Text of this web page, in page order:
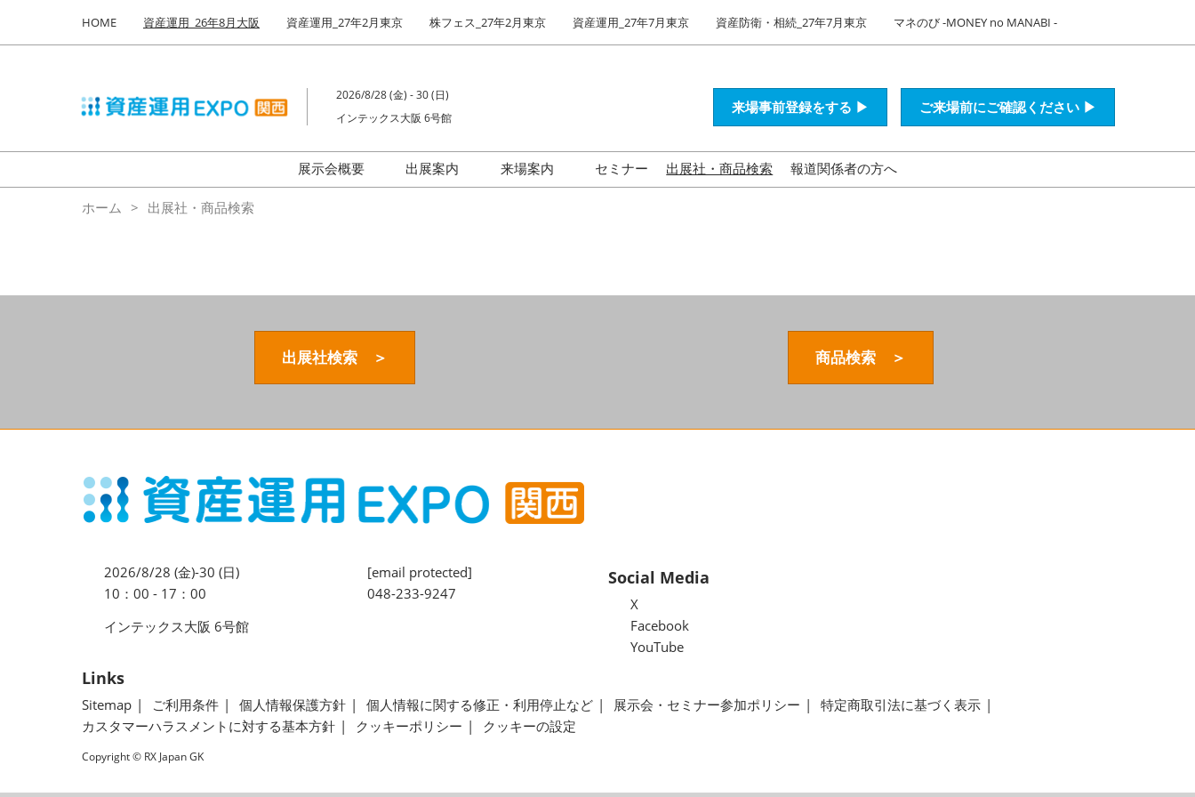
キ
し
て
to
HOME 資産運用_26年8月大阪 資産運用_27年2月東京 株フェス_27年2月東京 資産運用_27年7月東京 資産防衛・相続_27年7月東京 マネのび -MONEY no MANABI -
2026/8/28 (金) - 30 (日)
インテックス大阪 6号館
来場事前登録をする ▶ ご来場前にご確認ください ▶
展示会概要
出展案内
来場案内
セミナー 出展社・商品検索 報道関係者の方へ
ホーム 出展社・商品検索
出展社検索 ＞ 商品検索 ＞
2026/8/28 (金)-30 (日)
10：00 - 17：00
インテックス大阪 6号館
[email protected]
048-233-9247
Social Media
X
Facebook
YouTube
Links
Sitemap ご利用条件 個人情報保護方針 個人情報に関する修正・利用停止など 展示会・セミナー参加ポリシー
特定商取引法に基づく表示
カスタマーハラスメントに対する基本方針
クッキーポリシー クッキーの設定
Copyright © RX Japan GK